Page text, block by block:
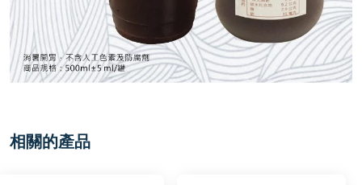
相關的產品